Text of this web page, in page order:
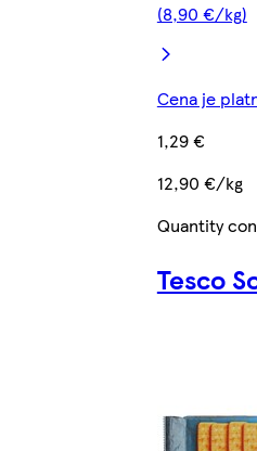
(8,90 €/kg)
Cena je
1,29 €
12,90 €/kg
Quantity
Tesco